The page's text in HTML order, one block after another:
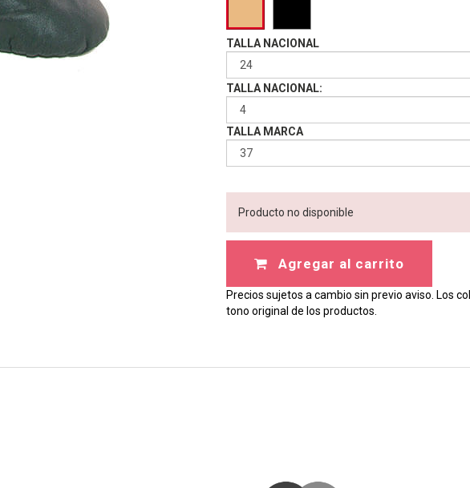
TALLA NACIONAL
TALLA NACIONAL:
TALLA MARCA
Producto no disponible
Agregar al carrito
Precios sujetos a cambio sin previo aviso. Los
tono original de los productos.